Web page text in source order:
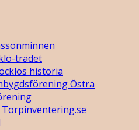
trädet
historia
Östra
Torpinventering.se